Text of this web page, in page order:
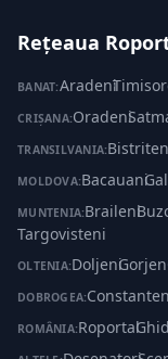
Rețeaua
BANAT:Aradeni·
CRIȘANA:Oradeni·
TRANSILVANIA:
MOLDOVA:Bacauani·
MUNTENIA:Braileni·
Targovisteni
OLTENIA:Doljeni·
DOBROGEA:
ROMÂNIA:Roportal·